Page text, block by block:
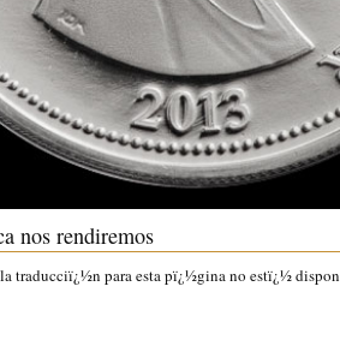
nos rendiremos
traducciï¿½n para esta pï¿½gina no estï¿½